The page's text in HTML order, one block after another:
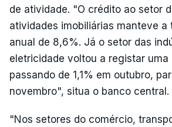
de atividade. "O crédito ao setor
atividades imobiliárias manteve a
anual de 8,6%. Já o setor das
eletricidade voltou a registar uma
passando de 1,1% em outubro,
novembro", situa o banco central.
"Nos setores do comércio,